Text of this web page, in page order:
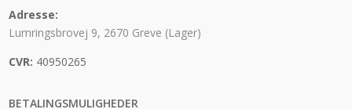
Adresse:
Lumringsbrovej 9, 2670 Greve (Lager)
CVR: 40950265
BETALINGSMULIGHEDER